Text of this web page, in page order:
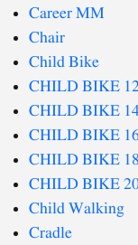
Career MM
Chair
Child Bike
CHILD BIKE
CHILD BIKE
CHILD BIKE
CHILD BIKE
CHILD BIKE
Child Walking
Cradle